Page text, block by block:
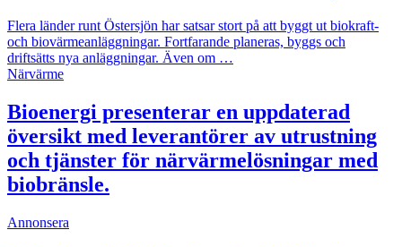
Flera länder runt Östersjön har satsar stort på att byggt ut biokraft-
och biovärmeanläggningar. Fortfarande planeras, byggs och
driftsätts nya anläggningar. Även om …
Närvärme
Bioenergi presenterar en uppdaterad
översikt med leverantörer av utrustning
och tjänster för närvärmelösningar med
biobränsle.
Annonsera